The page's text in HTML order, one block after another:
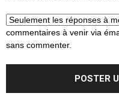
commentaires à venir via
sans commenter.